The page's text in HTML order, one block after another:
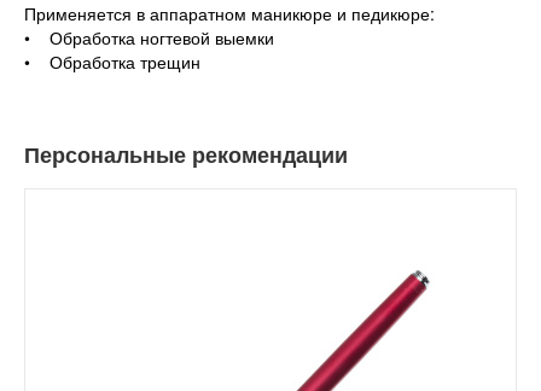
Применяется в аппаратном маникюре и педикюре:
• Обработка ногтевой выемки
• Обработка трещин
Персональные рекомендации